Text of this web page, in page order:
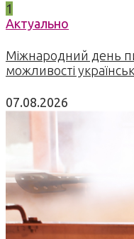
1
Актуально
Міжнародний день
можливості
07.08.2026